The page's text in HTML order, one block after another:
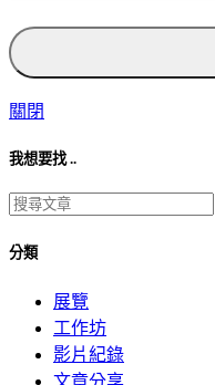
關閉
我想要找 ..
分類
展覽
工作坊
影片紀錄
文章分享